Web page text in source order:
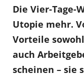
Die Vier-Tage-
Utopie mehr.
Vorteile
auch
scheinen – sie